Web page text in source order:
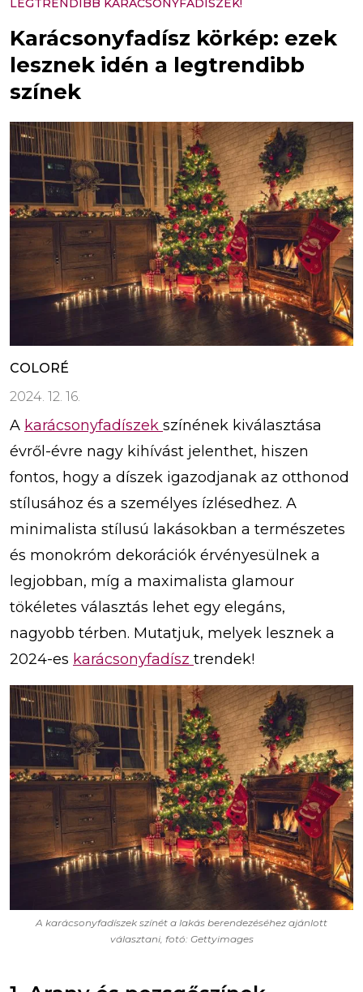
LEGTRENDIBB KARÁCSONYFADÍSZEK!
Karácsonyfadísz körkép: ezek
lesznek idén a legtrendibb
színek
COLORÉ
2024. 12. 16.
A karácsonyfadíszek színének kiválasztása
évről-évre nagy kihívást jelenthet, hiszen
fontos, hogy a díszek igazodjanak az otthonod
stílusához és a személyes ízlésedhez. A
minimalista stílusú lakásokban a természetes
és monokróm dekorációk érvényesülnek a
legjobban, míg a maximalista glamour
tökéletes választás lehet egy elegáns,
nagyobb térben. Mutatjuk, melyek lesznek a
2024-es karácsonyfadísz trendek!
A karácsonyfadíszek színét a lakás berendezéséhez ajánlott
választani, fotó: Gettyimages